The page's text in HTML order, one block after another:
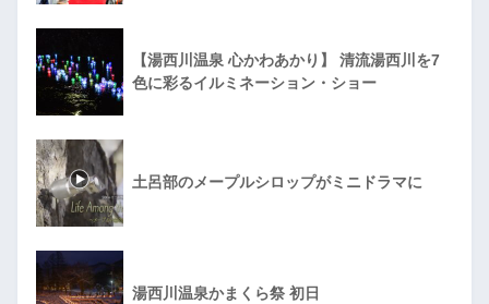
【湯西川温泉 心かわあかり】 清流湯西川を7
色に彩るイルミネーション・ショー
土呂部のメープルシロップがミニドラマに
湯西川温泉かまくら祭 初日